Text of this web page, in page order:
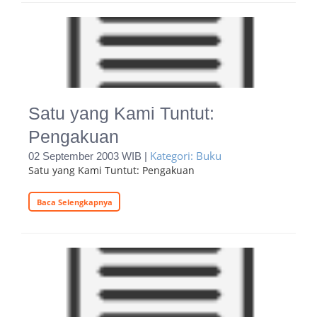
Satu yang Kami Tuntut:
Pengakuan
02 September 2003 WIB | Kategori: Buku
Satu yang Kami Tuntut: Pengakuan
Baca Selengkapnya